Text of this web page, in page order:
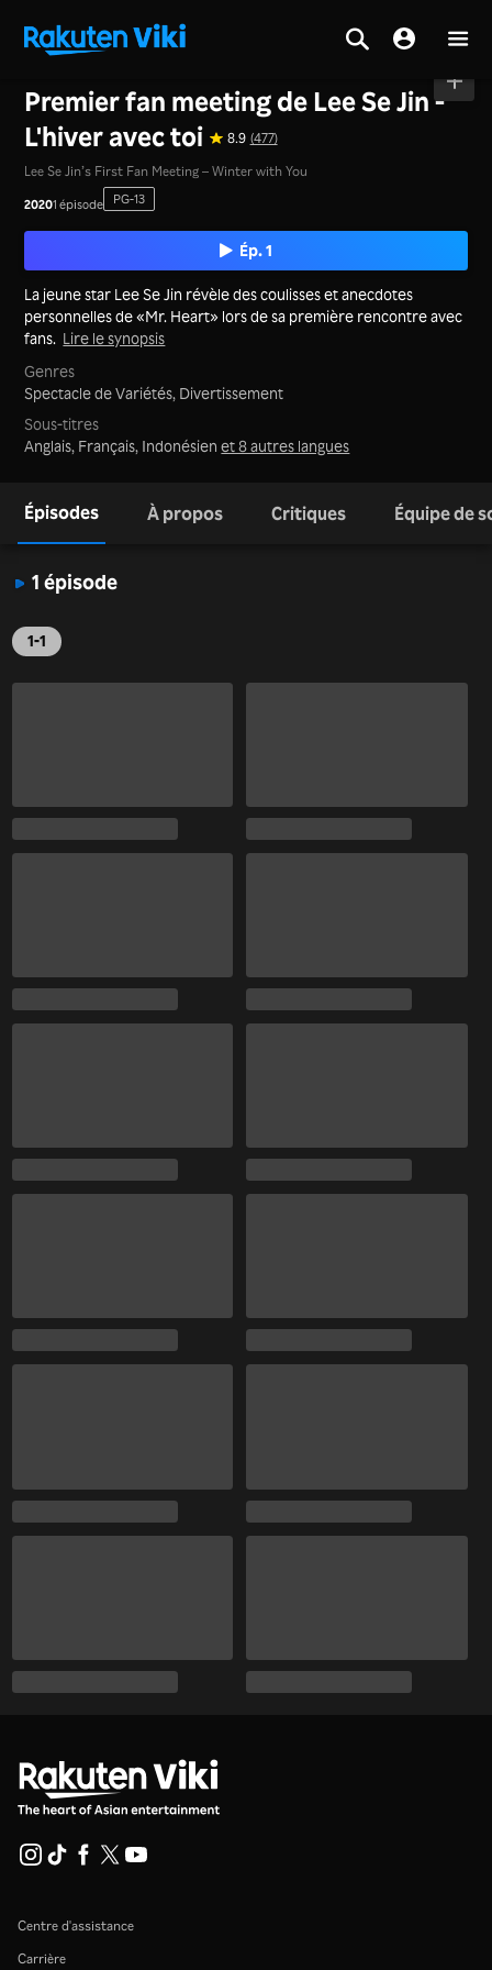
Premier fan meeting de Lee Se Jin -
L'hiver avec toi
8.9 (477)
Lee Se Jin’s First Fan Meeting – Winter with You
20201 épisode PG-13
Ép. 1
La jeune star Lee Se Jin révèle des coulisses et anecdotes
personnelles de «Mr. Heart» lors de sa première rencontre avec
fans. Lire le synopsis
Genres
Spectacle de Variétés, Divertissement
Sous-titres
Anglais, Français, Indonésienet 8 autres langues
Épisodes À propos Critiques Équipe de
1 épisode
1-1
Centre d'assistance
Carrière